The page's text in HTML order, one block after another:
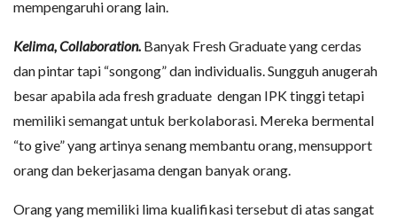
mempengaruhi orang lain.
Kelima, Collaboration. Banyak Fresh Graduate yang cerdas
dan pintar tapi “songong” dan individualis. Sungguh anugerah
besar apabila ada fresh graduate dengan IPK tinggi tetapi
memiliki semangat untuk berkolaborasi. Mereka bermental
“to give” yang artinya senang membantu orang, mensupport
orang dan bekerjasama dengan banyak orang.
Orang yang memiliki lima kualifikasi tersebut di atas sangat